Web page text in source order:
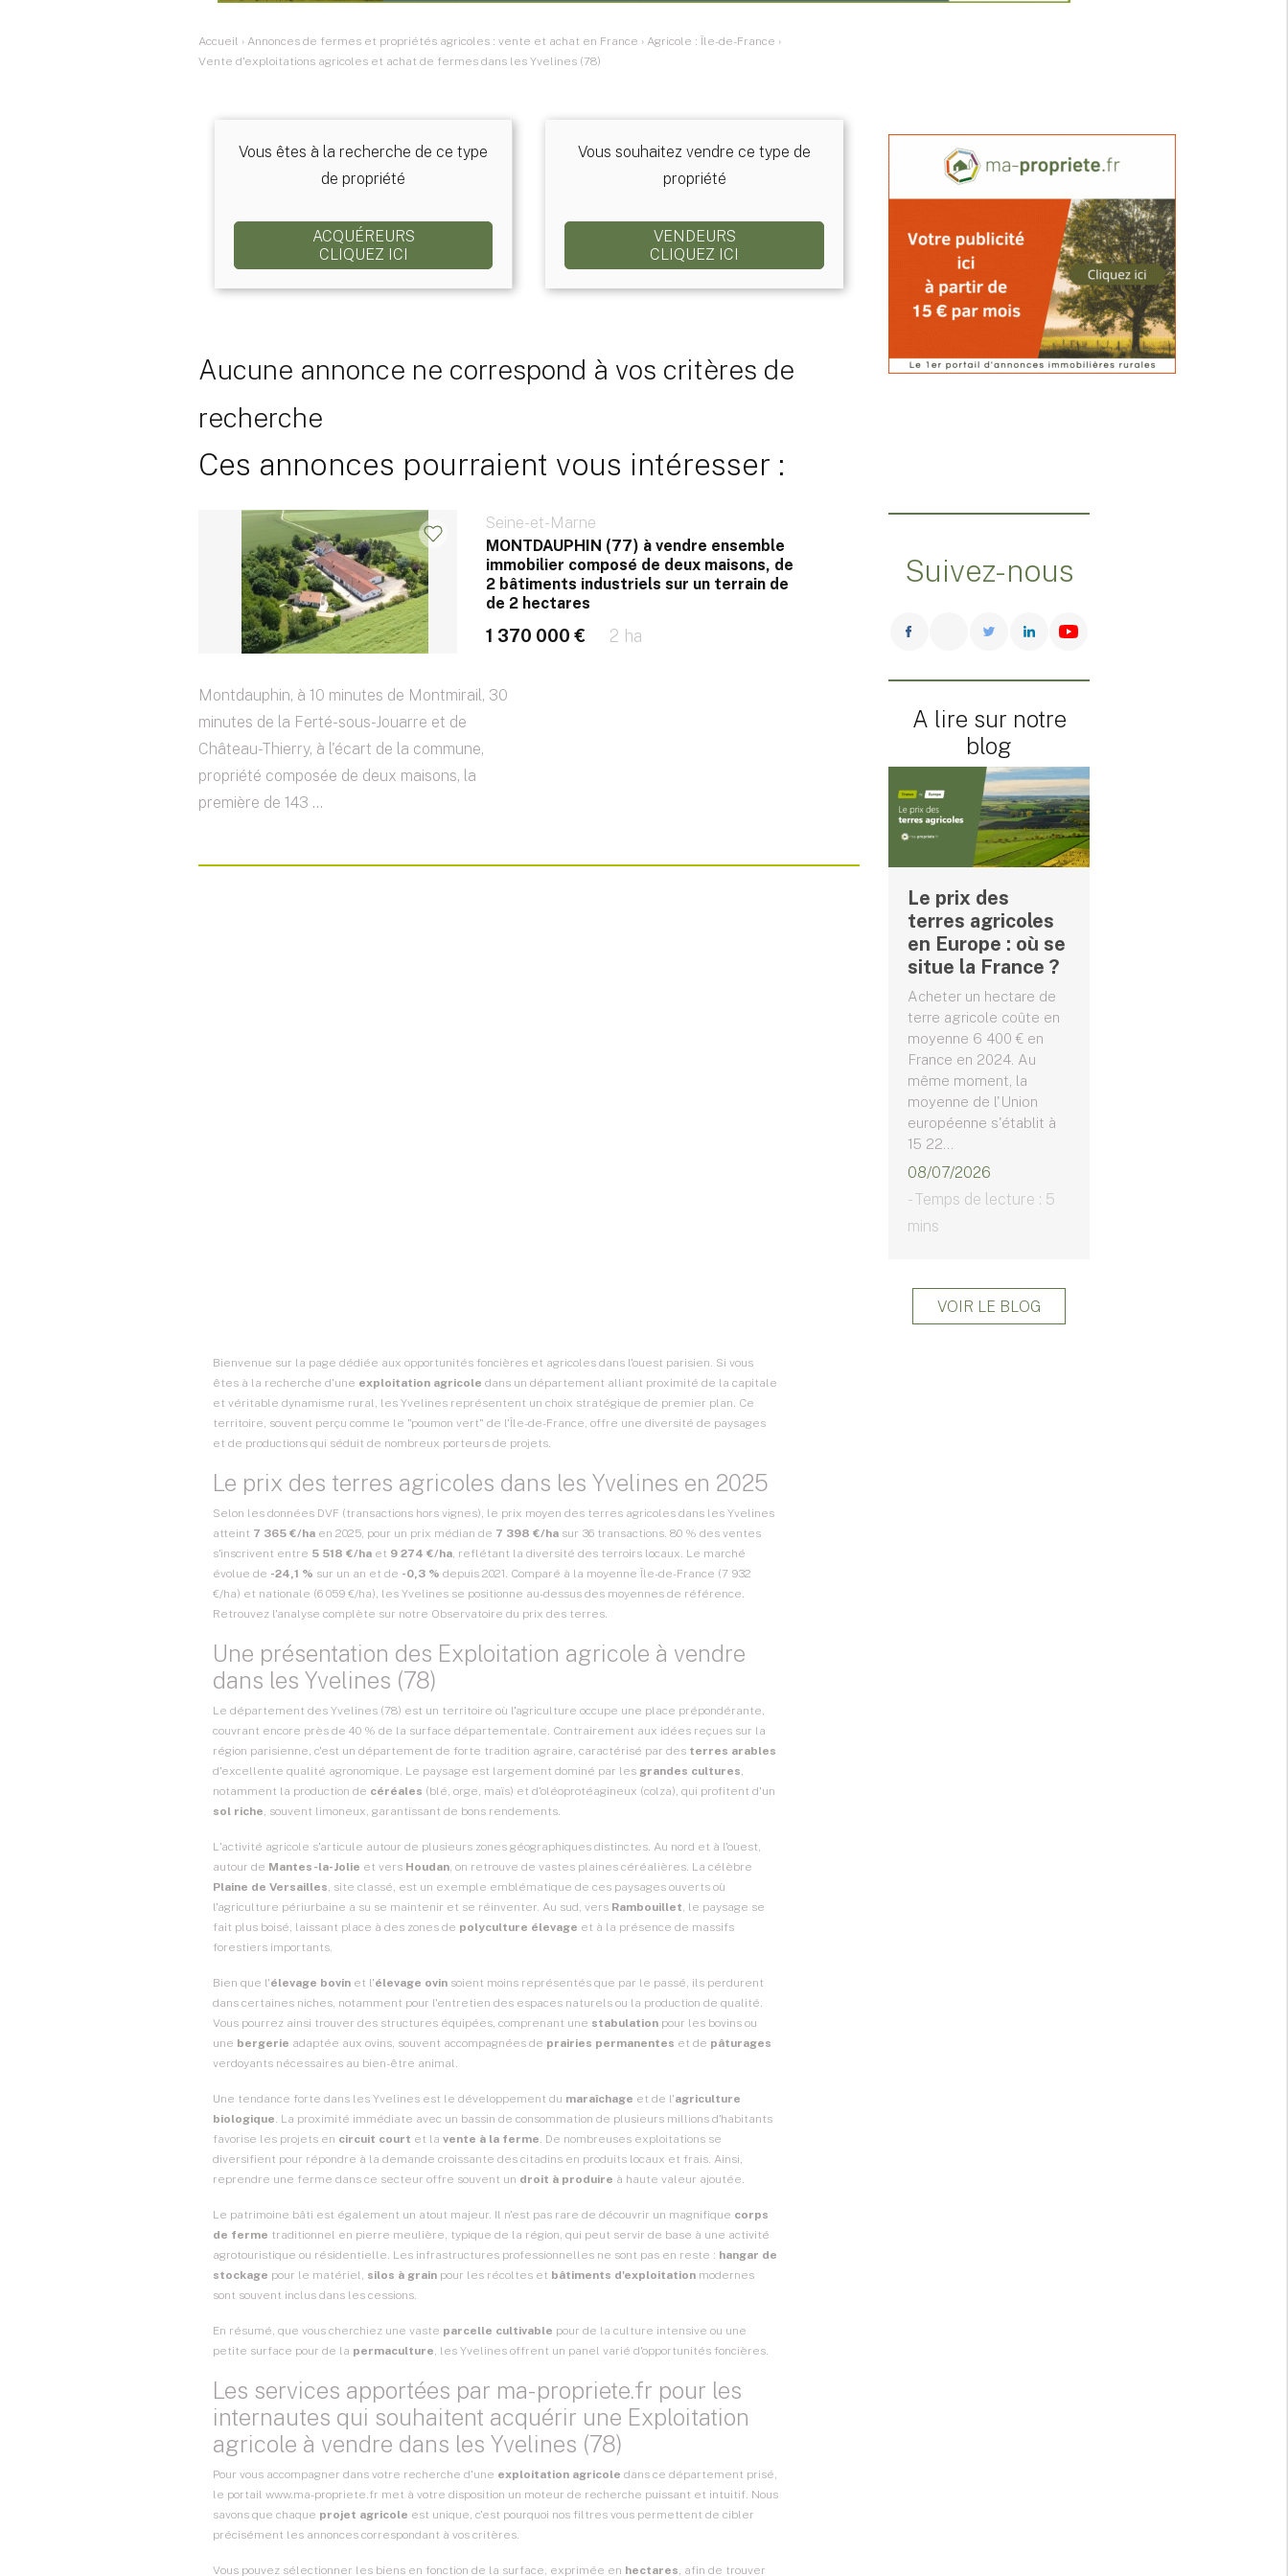
Accueil › Annonces de fermes et propriétés agricoles : vente et achat en France › Agricole : Île-de-France ›
Vente d'exploitations agricoles et achat de fermes dans les Yvelines (78)
Vous êtes à la recherche de ce type
de propriété
ACQUÉREURS
CLIQUEZ ICI
Vous souhaitez vendre ce type de
propriété
VENDEURS
CLIQUEZ ICI
Aucune annonce ne correspond à vos critères de
recherche
Ces annonces pourraient vous intéresser :
Seine-et-Marne
MONTDAUPHIN (77) à vendre ensemble
immobilier composé de deux maisons, de
2 bâtiments industriels sur un terrain de
de 2 hectares
1 370 000 € 2 ha
Montdauphin, à 10 minutes de Montmirail, 30
minutes de la Ferté-sous-Jouarre et de
Château-Thierry, à l'écart de la commune,
propriété composée de deux maisons, la
première de 143 ...
Suivez-nous
A lire sur notre
blog
Le prix des
terres agricoles
en Europe : où se
situe la France ?
Acheter un hectare de
terre agricole coûte en
moyenne 6 400 € en
France en 2024. Au
même moment, la
moyenne de l'Union
européenne s'établit à
15 22...
08/07/2026
- Temps de lecture : 5
mins
VOIR LE BLOG
Bienvenue sur la page dédiée aux opportunités foncières et agricoles dans l'ouest parisien. Si vous
êtes à la recherche d'une exploitation agricole dans un département alliant proximité de la capitale
et véritable dynamisme rural, les Yvelines représentent un choix stratégique de premier plan. Ce
territoire, souvent perçu comme le "poumon vert" de l'Île-de-France , offre une diversité de paysages
et de productions qui séduit de nombreux porteurs de projets.
Le prix des terres agricoles dans les Yvelines en 2025
Selon les données DVF (transactions hors vignes), le prix moyen des terres agricoles dans les Yvelines
atteint 7 365 €/ha en 2025, pour un prix médian de 7 398 €/ha sur 36 transactions. 80 % des ventes
s'inscrivent entre 5 518 €/ha et 9 274 €/ha , reflétant la diversité des terroirs locaux. Le marché
évolue de -24,1 % sur un an et de -0,3 % depuis 2021. Comparé à la moyenne Île-de-France (7 932
€/ha) et nationale (6 059 €/ha), les Yvelines se positionne au-dessus des moyennes de référence.
Retrouvez l'analyse complète sur notre Observatoire du prix des terres
Une présentation des Exploitation agricole à vendre
dans les Yvelines (78)
Le département des Yvelines (78) est un territoire où l'agriculture occupe une place prépondérante,
couvrant encore près de 40 % de la surface départementale. Contrairement aux idées reçues sur la
région parisienne, c'est un département de forte tradition agraire, caractérisé par des terres arables
d'excellente qualité agronomique. Le paysage est largement dominé par les grandes cultures
notamment la production de céréales (blé, orge, maïs) et d'oléoprotéagineux (colza), qui profitent d'un
sol riche , souvent limoneux, garantissant de bons rendements.
L'activité agricole s'articule autour de plusieurs zones géographiques distinctes. Au nord et à l'ouest,
autour de Mantes-la-Jolie et vers Houdan , on retrouve de vastes plaines céréalières. La célèbre
Plaine de Versailles , site classé, est un exemple emblématique de ces paysages ouverts où
l'agriculture périurbaine a su se maintenir et se réinventer. Au sud, vers Rambouillet , le paysage se
fait plus boisé, laissant place à des zones de polyculture élevage et à la présence de massifs
forestiers importants.
Bien que l'élevage bovin et l'élevage ovin soient moins représentés que par le passé, ils perdurent
dans certaines niches, notamment pour l'entretien des espaces naturels ou la production de qualité.
Vous pourrez ainsi trouver des structures équipées, comprenant une stabulation pour les bovins ou
une bergerie adaptée aux ovins, souvent accompagnées de prairies permanentes et de pâturages
verdoyants nécessaires au bien-être animal.
Une tendance forte dans les Yvelines est le développement du maraîchage et de l'agriculture
biologique . La proximité immédiate avec un bassin de consommation de plusieurs millions d'habitants
favorise les projets en circuit court et la vente à la ferme . De nombreuses exploitations se
diversifient pour répondre à la demande croissante des citadins en produits locaux et frais. Ainsi,
reprendre une ferme dans ce secteur offre souvent un droit à produire à haute valeur ajoutée.
Le patrimoine bâti est également un atout majeur. Il n'est pas rare de découvrir un magnifique corps
de ferme traditionnel en pierre meulière, typique de la région, qui peut servir de base à une activité
agrotouristique ou résidentielle. Les infrastructures professionnelles ne sont pas en reste : hangar de
stockage pour le matériel, silos à grain pour les récoltes et bâtiments d'exploitation modernes
sont souvent inclus dans les cessions.
En résumé, que vous cherchiez une vaste parcelle cultivable pour de la culture intensive ou une
petite surface pour de la permaculture , les Yvelines offrent un panel varié d'opportunités foncières.
Les services apportées par ma-propriete.fr pour les
internautes qui souhaitent acquérir une Exploitation
agricole à vendre dans les Yvelines (78)
Pour vous accompagner dans votre recherche d'une exploitation agricole dans ce département prisé,
le portail www.ma-propriete.fr met à votre disposition un moteur de recherche puissant et intuitif. Nous
savons que chaque projet agricole est unique, c'est pourquoi nos filtres vous permettent de cibler
précisément les annonces correspondant à vos critères.
Vous pouvez sélectionner les biens en fonction de la surface, exprimée en hectares , afin de trouver